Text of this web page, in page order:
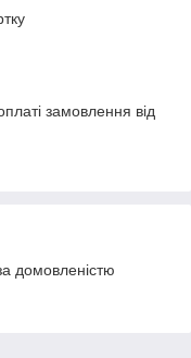
замовлення від
домовленістю